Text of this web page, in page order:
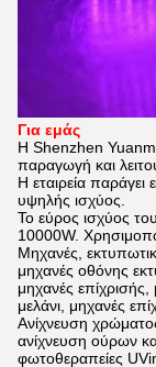
Για εμάς
Η Shenzhen
παραγωγή και
Η εταιρεία
υψηλής ισχύος.
Το εύρος ισχύος
10000W.
Μηχανές,
μηχανές οθόνης
μηχανές
μελάνι, μηχανές
Ανίχνευση
ανίχνευση ούρων
φωτοθεραπείες